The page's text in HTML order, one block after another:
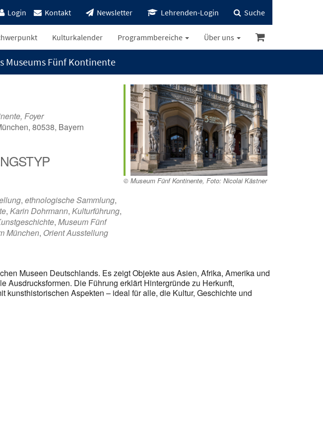
Login Kontakt Newsletter Lehrenden-Login Suche
Kulturkalender Programmbereiche Über uns
Museums Fünf Kontinente
© Museum Fünf Kontinente, Foto: Nicolai Kästner
Office 365 Outlook Live
Foyer
80538, Bayern
, ethnologische Sammlung,
, Karin Dohrmann, Kulturführung,
, Museum Fünf
München, Orient Ausstellung
Museen Deutschlands. Es zeigt Objekte aus Asien, Afrika, Amerika und
Die Führung erklärt Hintergründe zu Herkunft,
Aspekten – ideal für alle, die Kultur, Geschichte und